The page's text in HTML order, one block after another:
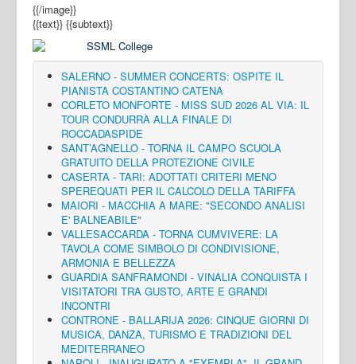
{{/image}}
{{text}} {{subtext}}
SALERNO - SUMMER CONCERTS: OSPITE IL
PIANISTA COSTANTINO CATENA
CORLETO MONFORTE - MISS SUD 2026 AL VIA: IL
TOUR CONDURRÀ ALLA FINALE DI
ROCCADASPIDE
SANT’AGNELLO - TORNA IL CAMPO SCUOLA
GRATUITO DELLA PROTEZIONE CIVILE
CASERTA - TARI: ADOTTATI CRITERI MENO
SPEREQUATI PER IL CALCOLO DELLA TARIFFA
MAIORI - MACCHIA A MARE: "SECONDO ANALISI
E' BALNEABILE"
VALLESACCARDA - TORNA CUMVIVERE: LA
TAVOLA COME SIMBOLO DI CONDIVISIONE,
ARMONIA E BELLEZZA
GUARDIA SANFRAMONDI - VINALIA CONQUISTA I
VISITATORI TRA GUSTO, ARTE E GRANDI
INCONTRI
CONTRONE - BALLARIJA 2026: CINQUE GIORNI DI
MUSICA, DANZA, TURISMO E TRADIZIONI DEL
MEDITERRANEO